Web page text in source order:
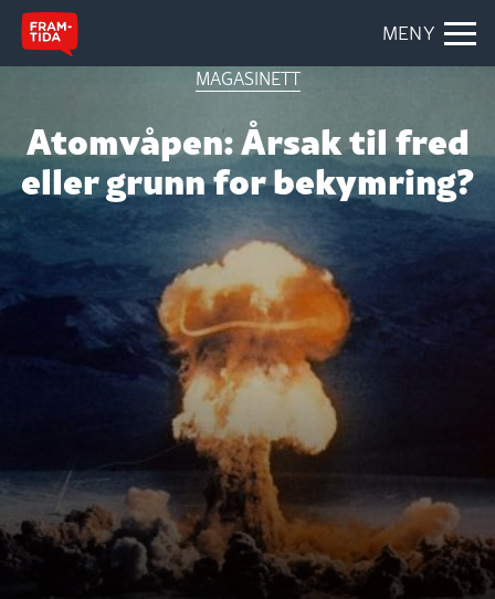
MENY
MAGASINETT
Atomvåpen: Årsak til fred
eller grunn for bekymring?